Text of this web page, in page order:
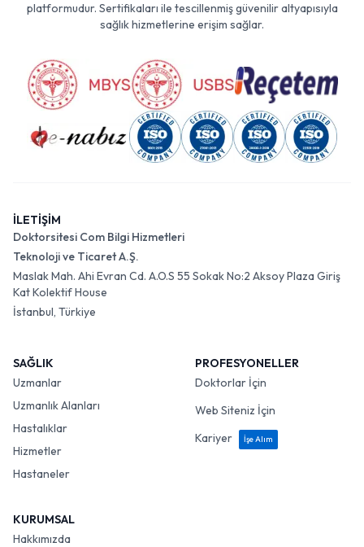
platformudur. Sertifikaları ile tescillenmiş güvenilir altyapısıyla
sağlık hizmetlerine erişim sağlar.
İLETİŞİM
Doktorsitesi Com Bilgi Hizmetleri
Teknoloji ve Ticaret A.Ş.
Maslak Mah. Ahi Evran Cd. A.O.S 55 Sokak No:2 Aksoy Plaza Giriş
Kat Kolektif House
İstanbul, Türkiye
SAĞLIK
Uzmanlar
Uzmanlık Alanları
Hastalıklar
Hizmetler
Hastaneler
PROFESYONELLER
Doktorlar İçin
Web Siteniz İçin
Kariyer
İşe Alım
KURUMSAL
Hakkımızda